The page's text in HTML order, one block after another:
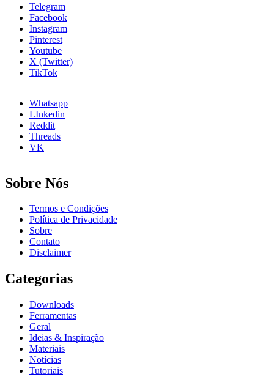
Telegram
Facebook
Instagram
Pinterest
Youtube
X (Twitter)
TikTok
Whatsapp
LInkedin
Reddit
Threads
VK
Sobre Nós
Termos e Condições
Política de Privacidade
Sobre
Contato
Disclaimer
Categorias
Downloads
Ferramentas
Geral
Ideias & Inspiração
Materiais
Notícias
Tutoriais